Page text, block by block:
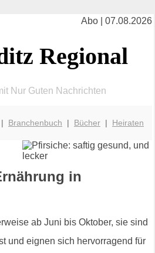
Abo | 07.08.2026
Regional
Nur Guten Nachrichten
| Branchenbuch | Bücher | Heiraten
in
ab Juni bis Oktober, sie sind
und eignen sich hervorragend für